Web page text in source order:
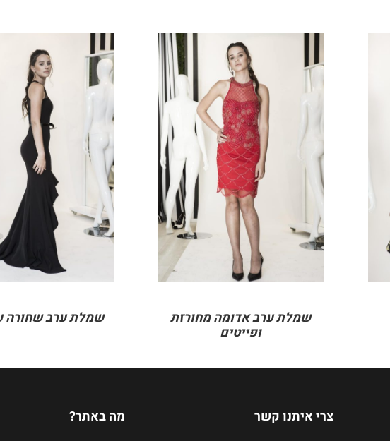
DETAILS
שמלת ערב אדומה מחורזת
ופייטים
DETAILS
שמלת ערב
צרי איתנו קשר
מה באתר?